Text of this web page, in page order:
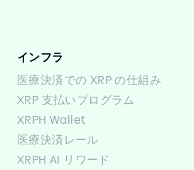
インフラ
医療決済での XRP の仕組み
XRP 支払いプログラム
XRPH Wallet
医療決済レール
XRPH AI リワード